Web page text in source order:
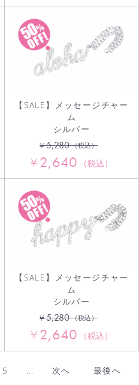
【SALE】メッセージチャー
ム
シルバー
¥5,280 （税込）
¥2,640 （税込）
【SALE】メッセージチャー
ム
シルバー
¥5,280 （税込）
¥2,640 （税込）
5 ... 次へ 最後へ